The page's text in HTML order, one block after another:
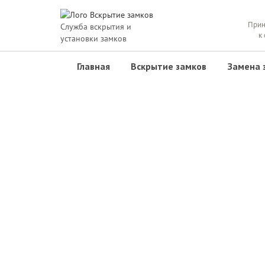
Служба вскрытия и
установки замков
к
Главная Вскрытие замков Замена